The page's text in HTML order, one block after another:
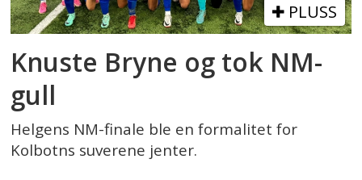
PLUSS
Knuste Bryne og tok NM-
gull
Helgens NM-finale ble en formalitet for
Kolbotns suverene jenter.